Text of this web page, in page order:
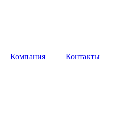
Компания Контакты